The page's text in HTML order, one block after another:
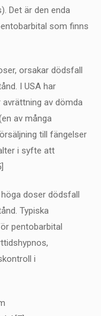
Det är den enda
som finns
orsakar dödsfall
I USA har
av dömda
av många
till fängelser
i syfte att
doser dödsfall
Typiska
pentobarbital
i